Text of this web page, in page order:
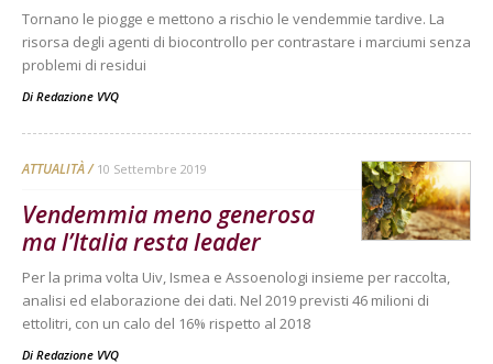
Tornano le piogge e mettono a rischio le vendemmie tardive. La
risorsa degli agenti di biocontrollo per contrastare i marciumi senza
problemi di residui
Di Redazione VVQ
ATTUALITÀ 10 Settembre 2019
Vendemmia meno generosa
ma l’Italia resta leader
Per la prima volta Uiv, Ismea e Assoenologi insieme per raccolta,
analisi ed elaborazione dei dati. Nel 2019 previsti 46 milioni di
ettolitri, con un calo del 16% rispetto al 2018
Di Redazione VVQ